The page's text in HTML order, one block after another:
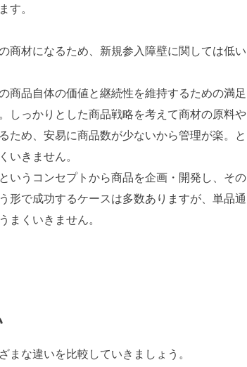
す。
商材になるため、新規参入障壁に関しては低い
商品自体の価値と継続性を維持するための満足
しっかりとした商品戦略を考えて商材の原料や
ため、安易に商品数が少ないから管理が楽。と
いきません。
いうコンセプトから商品を企画・開発し、その
形で成功するケースは多数ありますが、単品通
まくいきません。
まな違いを比較していきましょう。